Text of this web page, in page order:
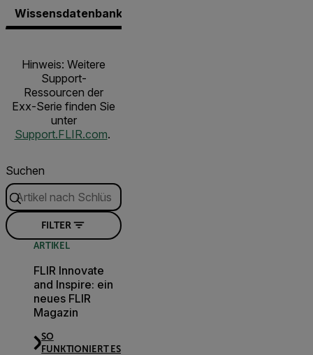
Wissensdatenbank
Hinweis: Weitere
Support-
Ressourcen der
Exx-Serie finden Sie
unter
Support.FLIR.com.
Suchen
FILTER
ARTIKEL
FLIR Innovate
and Inspire: ein
neues FLIR
Magazin
SO
FUNKTIONIERT ES